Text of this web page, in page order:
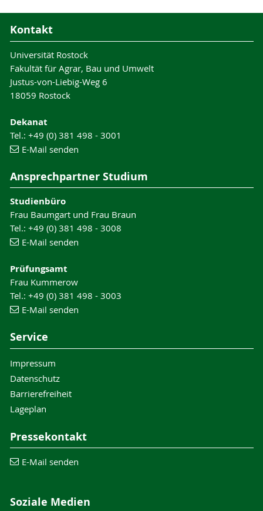
Kontakt
Universität Rostock
Fakultät für Agrar, Bau und Umwelt
Justus-von-Liebig-Weg 6
18059 Rostock
Dekanat
Tel.: +49 (0) 381 498 - 3001
E-Mail senden
Ansprechpartner Studium
Studienbüro
Frau Baumgart und Frau Braun
Tel.: +49 (0) 381 498 - 3008
E-Mail senden
Prüfungsamt
Frau Kummerow
Tel.: +49 (0) 381 498 - 3003
E-Mail senden
Service
Impressum
Datenschutz
Barrierefreiheit
Lageplan
Pressekontakt
E-Mail senden
Soziale Medien